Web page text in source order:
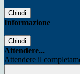
Chiudi
Informazione
Chiudi
Attendere...
Attendere il